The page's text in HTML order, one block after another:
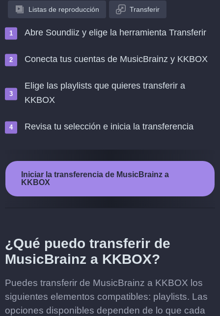
Listas de reproducción Transferir
Abre Soundiiz y elige la herramienta Transferir
Conecta tus cuentas de MusicBrainz y KKBOX
Elige las playlists que quieres transferir a
KKBOX
Revisa tu selección e inicia la transferencia
Iniciar la transferencia de MusicBrainz a
KKBOX
¿Qué puedo transferir de
MusicBrainz a KKBOX?
Puedes transferir de MusicBrainz a KKBOX los
siguientes elementos compatibles: playlists. Las
opciones disponibles dependen de lo que cada